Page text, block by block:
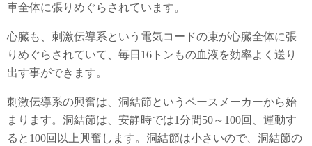
車全体に張りめぐらされています。
心臓も、刺激伝導系という電気コードの束が心臓全体に張
りめぐらされていて、毎日16トンもの血液を効率よく送り
出す事ができます。
刺激伝導系の興奮は、洞結節というペースメーカーから始
まります。洞結節は、安静時では1分間50～100回、運動す
ると100回以上興奮します。洞結節は小さいので、洞結節の